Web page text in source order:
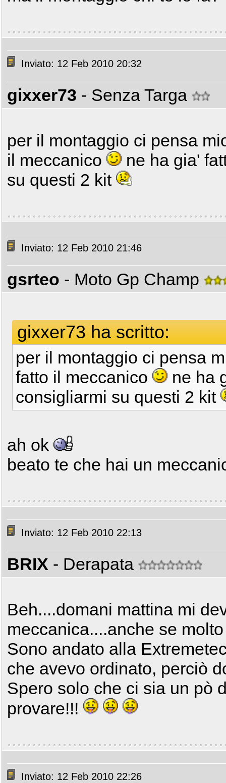
Inviato: 12 Feb 2010 20:32
gixxer73 - Senza Targa
per il montaggio ci pensa
il meccanico
ne ha gia'
su questi 2 kit
Inviato: 12 Feb 2010 21:46
gsrteo - Moto Gp Champ
gixxer73 ha scritto:
per il montaggio ci pensa
fatto il meccanico
ne ha
consigliarmi su questi 2 kit
ah ok
beato te che hai un
Inviato: 12 Feb 2010 22:13
BRIX - Derapata
Beh....domani mattina mi
meccanica....anche se
Sono andato alla
che avevo ordinato, perciò
Spero solo che ci sia un pò
provare!!!
Inviato: 12 Feb 2010 22:26